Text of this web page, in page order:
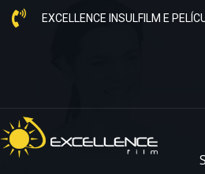
EXCELLENCE INSULFILM E